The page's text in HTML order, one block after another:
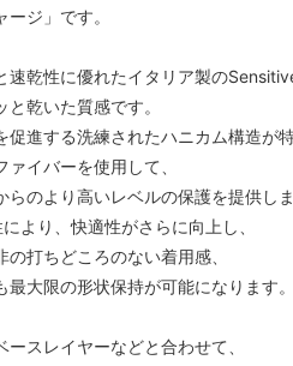
ージ」です。
速乾性に優れたイタリア製の
乾いた質感です。
促進する洗練されたハニカム構造が
イバーを使用して、
らのより高いレベルの保護を提供し
より、快適性がさらに向上し、
打ちどころのない着用感、
最大限の形状保持が可能になります
スレイヤーなどと合わせて、